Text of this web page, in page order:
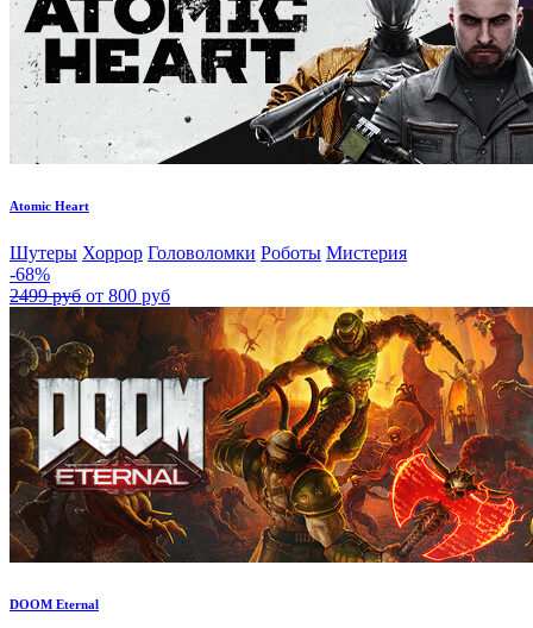
Atomic Heart
Шутеры Хоррор Головоломки Роботы Мистерия
-68%
2499 руб от 800 руб
DOOM Eternal